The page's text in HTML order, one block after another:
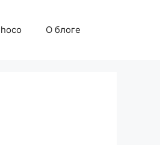
О блоге